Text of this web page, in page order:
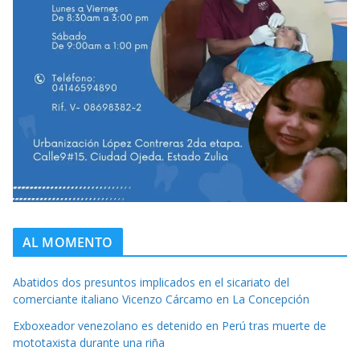
AL MOMENTO
Abatidos dos presuntos implicados en el sicariato del
comerciante italiano Vicenzo Cárcamo en La Concepción
Exboxeador venezolano es detenido en Perú tras muerte de
mototaxista durante una riña